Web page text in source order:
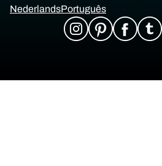
NederlandsPortuguês